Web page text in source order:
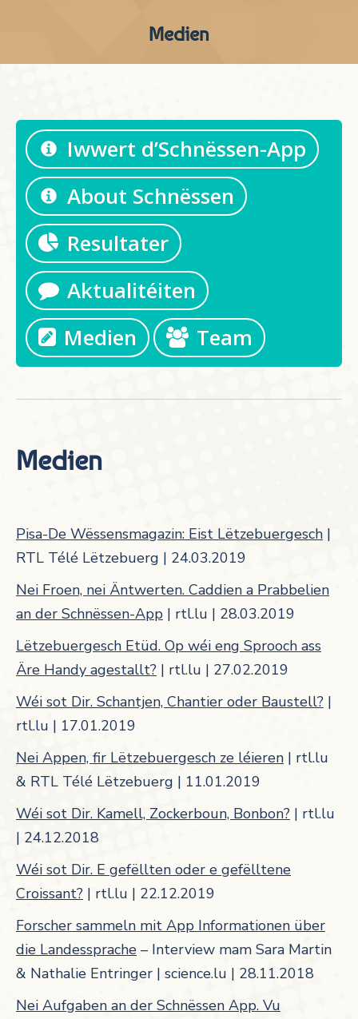
Medien
Iwwert d’Schnëssen-App
About Schnëssen
Resultater
Aktualitéiten
Medien
Team
Medien
Pisa-De Wëssensmagazin: Eist Lëtzebuergesch |
RTL Télé Lëtzebuerg | 24.03.2019
Nei Froen, nei Äntwerten. Caddien a Prabbelien
an der Schnëssen-App | rtl.lu | 28.03.2019
Lëtzebuergesch Etüd. Op wéi eng Sprooch ass
Äre Handy agestallt? | rtl.lu | 27.02.2019
Wéi sot Dir. Schantjen, Chantier oder Baustell? |
rtl.lu | 17.01.2019
Nei Appen, fir Lëtzebuergesch ze léieren | rtl.lu
& RTL Télé Lëtzebuerg | 11.01.2019
Wéi sot Dir. Kamell, Zockerboun, Bonbon? | rtl.lu
| 24.12.2018
Wéi sot Dir. E gefëllten oder e gefëlltene
Croissant? | rtl.lu | 22.12.2019
Forscher sammeln mit App Informationen über
die Landessprache – Interview mam Sara Martin
& Nathalie Entringer | science.lu | 28.11.2018
Nei Aufgaben an der Schnëssen App. Vu